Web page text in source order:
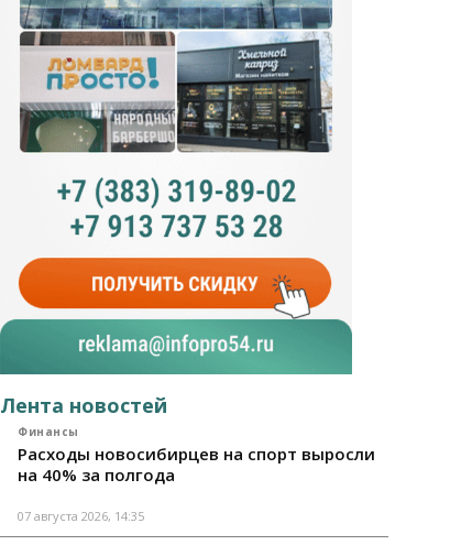
Лента новостей
Финансы
Расходы новосибирцев на спорт выросли
на 40% за полгода
07 августа 2026, 14:35